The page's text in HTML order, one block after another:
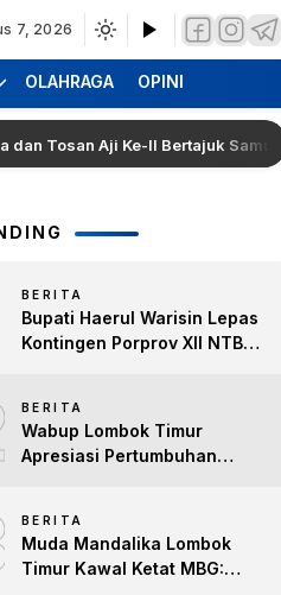
7, 2026
OLAHRAGA OPINI
Aji Ke-II Bertajuk Samuhita
BERITA
Bupati Haerul Warisin Lepas
Kontingen Porprov XII NTB
untuk Lombok Timur
BERITA
Wabup Lombok Timur
Apresiasi Pertumbuhan
Difabel
BERITA
Muda Mandalika Lombok
Timur Kawal Ketat MBG: